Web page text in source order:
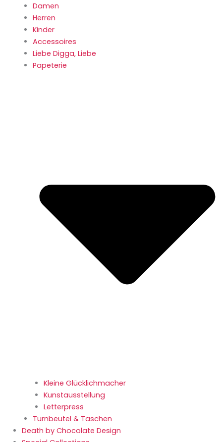
Damen
Herren
Kinder
Accessoires
Liebe Digga, Liebe
Papeterie
Kleine Glücklichmacher
Kunstausstellung
Letterpress
Turnbeutel & Taschen
Death by Chocolate Design